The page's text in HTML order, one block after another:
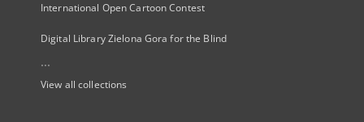
International Open Cartoon Contest
Digital Library Zielona Gora for the Blind
...
View all collections